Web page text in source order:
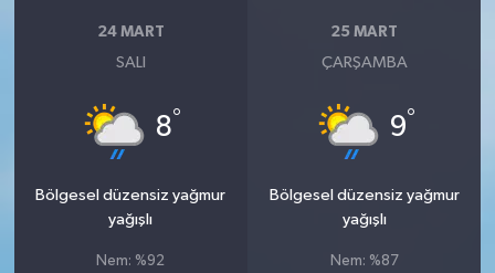
24 MART
SALI
8°
Bölgesel düzensiz yağmur
yağışlı
Nem: %92
25 MART
ÇARŞAMBA
9°
Bölgesel düzensiz yağmur
yağışlı
Nem: %87